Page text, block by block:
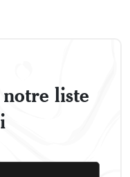
liste